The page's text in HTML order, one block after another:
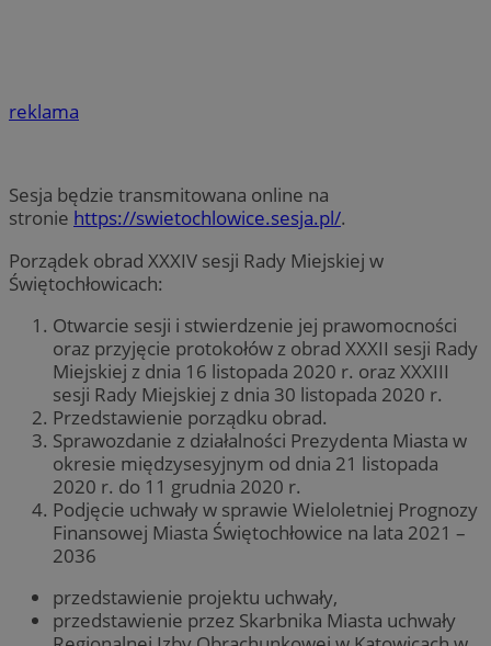
reklama
Sesja będzie transmitowana online na
stronie https://swietochlowice.sesja.pl/.
Porządek obrad XXXIV sesji Rady Miejskiej w
Świętochłowicach:
Otwarcie sesji i stwierdzenie jej prawomocności
oraz przyjęcie protokołów z obrad XXXII sesji Rady
Miejskiej z dnia 16 listopada 2020 r. oraz XXXIII
sesji Rady Miejskiej z dnia 30 listopada 2020 r.
Przedstawienie porządku obrad.
Sprawozdanie z działalności Prezydenta Miasta w
okresie międzysesyjnym od dnia 21 listopada
2020 r. do 11 grudnia 2020 r.
Podjęcie uchwały w sprawie Wieloletniej Prognozy
Finansowej Miasta Świętochłowice na lata 2021 –
2036
przedstawienie projektu uchwały,
przedstawienie przez Skarbnika Miasta uchwały